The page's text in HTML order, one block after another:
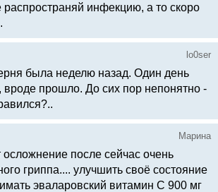
распространяй инфекцию, а то скоро
lo0ser
была неделю назад. Один день
вроде прошло. До сих пор непонятно -
Марина
осложнение после сейчас очень
гриппа.... улучшить своё состояние
эваларовский витамин С 900 мг